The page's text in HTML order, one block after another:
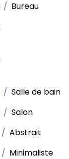
Bureau
Salle de bain
Salon
Abstrait
Minimaliste